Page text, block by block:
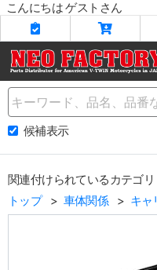
こんにちは ゲストさん
Name
候補表示
関連付けられているカテゴリ
トップ
車体関係 キャ